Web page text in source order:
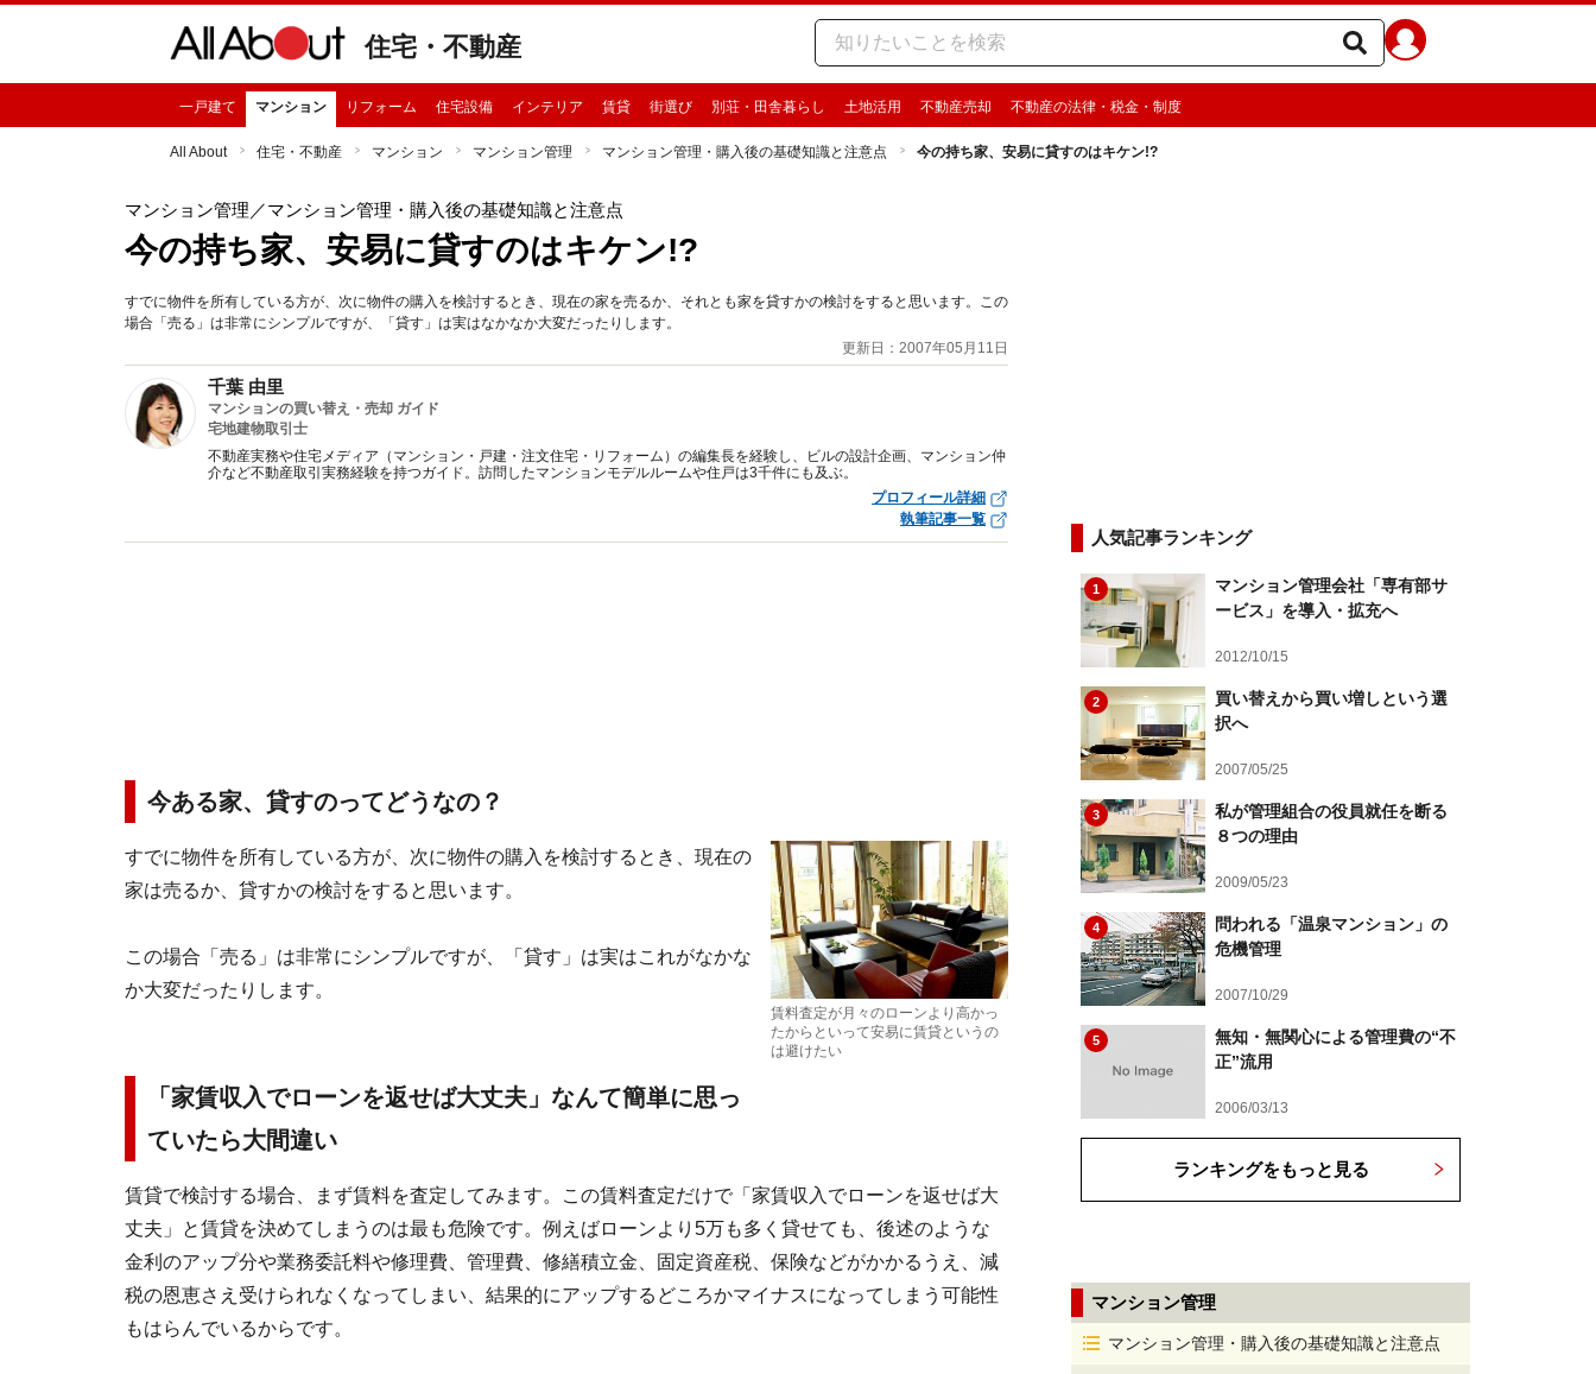
住宅・不動産
一戸建て マンション リフォーム 住宅設備 インテリア 賃貸 街選び 別荘・田舎暮らし 土地活用 不動産売却 不動産の法律・税金・制度
All About 住宅・不動産 マンション マンション管理 マンション管理・購入後の基礎知識と注意点 今の持ち家、安易に貸すのはキケン!?
マンション管理 ／マンション管理・購入後の基礎知識と注意点
今の持ち家、安易に貸すのはキケン!?
すでに物件を所有している方が、次に物件の購入を検討するとき、現在の家を売るか、それとも家を貸すかの検討をすると思います。この
場合「売る」は非常にシンプルですが、「貸す」は実はなかなか大変だったりします。
更新日：2007年05月11日
千葉 由里
マンションの買い替え・売却 ガイド
宅地建物取引士
不動産実務や住宅メディア（マンション・戸建・注文住宅・リフォーム）の編集長を経験し、ビルの設計企画、マンション仲
介など不動産取引実務経験を持つガイド。訪問したマンションモデルルームや住戸は3千件にも及ぶ。
プロフィール詳細
執筆記事一覧
今ある家、貸すのってどうなの？
賃料査定が月々のローンより高かっ
たからといって安易に賃貸というの
は避けたい
すでに物件を所有している方が、次に物件の購入を検討するとき、現在の
家は売るか、貸すかの検討をすると思います。
この場合「売る」は非常にシンプルですが、「貸す」は実はこれがなかな
か大変だったりします。
「家賃収入でローンを返せば大丈夫」なんて簡単に思っ
ていたら大間違い
賃貸で検討する場合、まず賃料を査定してみます。この賃料査定だけで「家賃収入でローンを返せば大
丈夫」と賃貸を決めてしまうのは最も危険です。例えばローンより5万も多く貸せても、後述のような
金利のアップ分や業務委託料や修理費、管理費、修繕積立金、固定資産税、保険などがかかるうえ、減
税の恩恵さえ受けられなくなってしまい、結果的にアップするどころかマイナスになってしまう可能性
もはらんでいるからです。
人気記事ランキング
1
マンション管理会社「専有部サ
ービス」を導入・拡充へ
2012/10/15
2
買い替えから買い増しという選
択へ
2007/05/25
3
私が管理組合の役員就任を断る
８つの理由
2009/05/23
4
問われる「温泉マンション」の
危機管理
2007/10/29
5
無知・無関心による管理費の“不
正”流用
2006/03/13
ランキングをもっと見る
マンション管理
マンション管理・購入後の基礎知識と注意点